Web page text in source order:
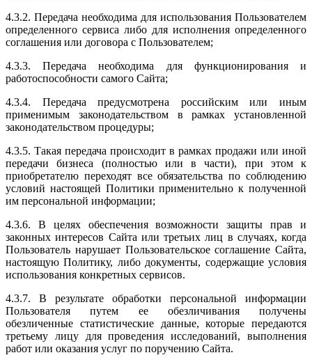
4.3.2. Передача необходима для использования Пользователем
определенного сервиса либо для исполнения определенного
соглашения или договора с Пользователем;
4.3.3. Передача необходима для функционирования и
работоспособности самого Сайта;
4.3.4. Передача предусмотрена российским или иным
применимым законодательством в рамках установленной
законодательством процедуры;
4.3.5. Такая передача происходит в рамках продажи или иной
передачи бизнеса (полностью или в части), при этом к
приобретателю переходят все обязательства по соблюдению
условий настоящей Политики применительно к полученной
им персональной информации;
4.3.6. В целях обеспечения возможности защиты прав и
законных интересов Сайта или третьих лиц в случаях, когда
Пользователь нарушает Пользовательское соглашение Сайта,
настоящую Политику, либо документы, содержащие условия
использования конкретных сервисов.
4.3.7. В результате обработки персональной информации
Пользователя путем ее обезличивания получены
обезличенные статистические данные, которые передаются
третьему лицу для проведения исследований, выполнения
работ или оказания услуг по поручению Сайта.